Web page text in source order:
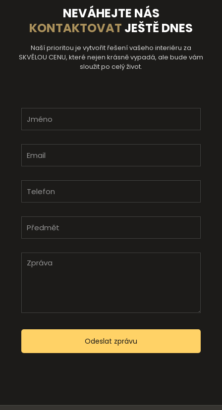
NEVÁHEJTE NÁS
KONTAKTOVAT JEŠTĚ DNES
Naší prioritou je vytvořit řešení vašeho interiéru za
SKVĚLOU CENU, které nejen krásně vypadá, ale bude vám
sloužit po celý život.